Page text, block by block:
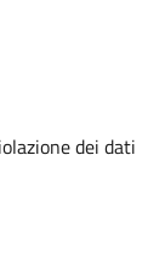
dei dati